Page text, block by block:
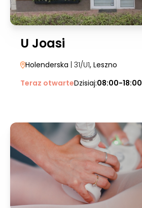
U Joasi
Holenderska | 31/U1, Leszno
Teraz otwarteDzisiaj:08:00-18:00